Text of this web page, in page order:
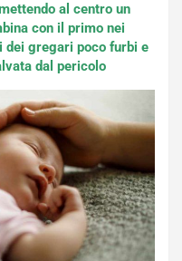
al centro un
con il primo nei
dei gregari poco furbi e
dal pericolo